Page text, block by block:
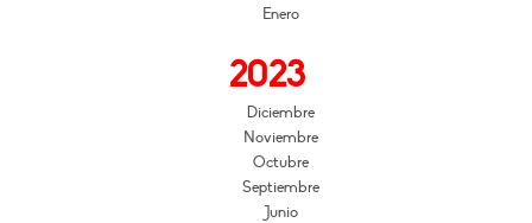
Enero
2023
Diciembre
Noviembre
Octubre
Septiembre
Junio